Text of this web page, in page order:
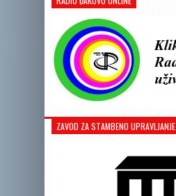
ZAVOD ZA STAMBENO UPRAVLJANJE